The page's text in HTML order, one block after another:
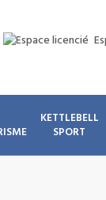
KETTLEBELL
SPORT